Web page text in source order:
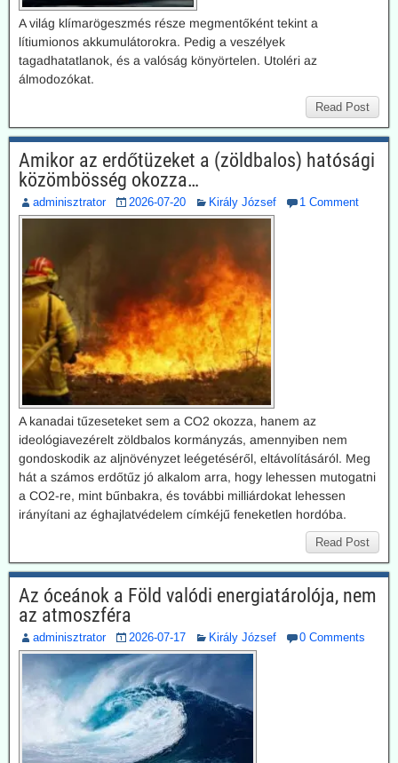
A világ klímarögeszmés része megmentőként tekint a
lítiumionos akkumulátorokra. Pedig a veszélyek
tagadhatatlanok, és a valóság könyörtelen. Utoléri az
álmodozókat.
Read Post
Amikor az erdőtüzeket a (zöldbalos) hatósági
közömbösség okozza…
adminisztrator 2026-07-20 Király József 1 Comment
A kanadai tűzeseteket sem a CO2 okozza, hanem az
ideológiavezérelt zöldbalos kormányzás, amennyiben nem
gondoskodik az aljnövényzet leégetéséről, eltávolításáról. Meg
hát a számos erdőtűz jó alkalom arra, hogy lehessen mutogatni
a CO2-re, mint bűnbakra, és további milliárdokat lehessen
irányítani az éghajlatvédelem címkéjű feneketlen hordóba.
Read Post
Az óceánok a Föld valódi energiatárolója, nem
az atmoszféra
adminisztrator 2026-07-17 Király József 0 Comments